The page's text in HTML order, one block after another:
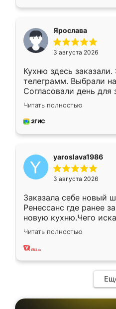
Ярослава
3 августа 2026
Кухню здесь
телеграмм. Выбрали
Согласовали день для
недели кухня была уже
довольны работой.
мебель за
Читать полностью
yaroslava1986
3 августа 2026
Заказала себе новый
Ренессанс где ранее
новую кухню.Чего
вполне довольна.
два года, нареканий нет.
Читать полностью